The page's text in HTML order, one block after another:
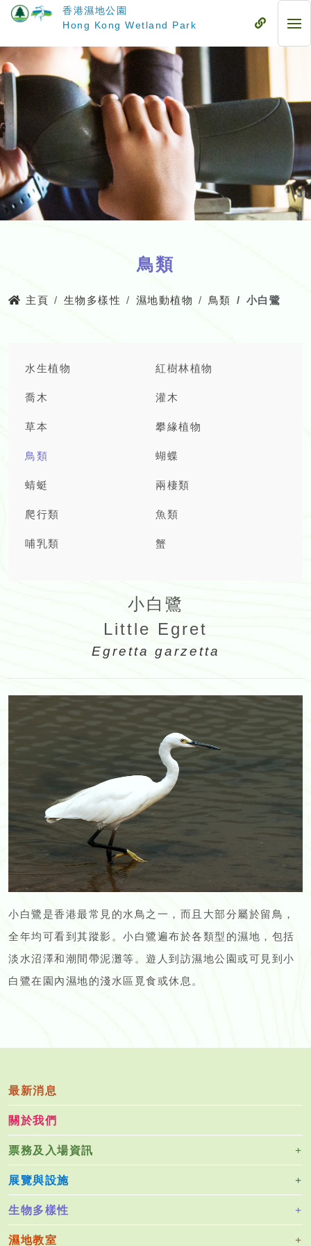
要
內
容
香港濕地公園
Hong Kong Wetland Park
流
流
動
鳥類
主頁 生物多樣性 濕地動植物 鳥類 小白鷺
水生植物 紅樹林植物
喬木 灌木
草本 攀緣植物
鳥類 蝴蝶
蜻蜓 兩棲類
爬行類 魚類
哺乳類 蟹
小白鷺
Little Egret
Egretta garzetta
小白鷺是香港最常見的水鳥之一，而且大部分屬於留鳥，
全年均可看到其蹤影。小白鷺遍布於各類型的濕地，包括
淡水沼澤和潮間帶泥灘等。遊人到訪濕地公園或可見到小
白鷺在園內濕地的淺水區覓食或休息。
最新消息
關於我們
票務及入場資訊
展覽與設施
生物多樣性
濕地教室